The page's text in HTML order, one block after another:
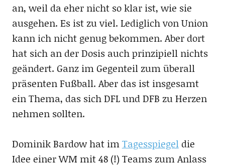
an, weil da eher nicht so klar ist, wie sie
ausgehen. Es ist zu viel. Lediglich von Union
kann ich nicht genug bekommen. Aber dort
hat sich an der Dosis auch prinzipiell nichts
geändert. Ganz im Gegenteil zum überall
präsenten Fußball. Aber das ist insgesamt
ein Thema, das sich DFL und DFB zu Herzen
nehmen sollten.
Dominik Bardow hat imTagesspiegeldie
Idee einer WM mit 48 (!) Teams zum Anlass